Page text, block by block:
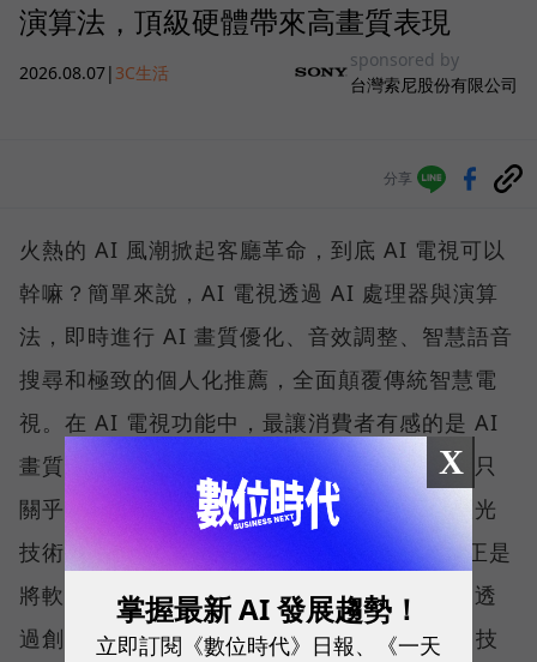
演算法，頂級硬體帶來高畫質表現
2026.08.07| 3C生活
sponsored by
台灣索尼股份有限公司
分享
火熱的 AI 風潮掀起客廳革命，到底 AI 電視可以
幹嘛？簡單來說，AI 電視透過 AI 處理器與演算
法，即時進行 AI 畫質優化、音效調整、智慧語音
搜尋和極致的個人化推薦，全面顛覆傳統智慧電
視。在 AI 電視功能中，最讓消費者有感的是 AI
畫質優化，但許多人往往忽略了，畫質提升不只
關乎演算法，更取決於底層的背光、色彩與控光
技術。Sony BRAVIA True RGB LED 電視，正是
將軟體思維與硬體工藝深度結合的最好示範。透
過創新的 XR 認知智慧處理器搭配 True RGB 技
X
掌握最新 AI 發展趨勢！
立即訂閱《數位時代》日報、《一天